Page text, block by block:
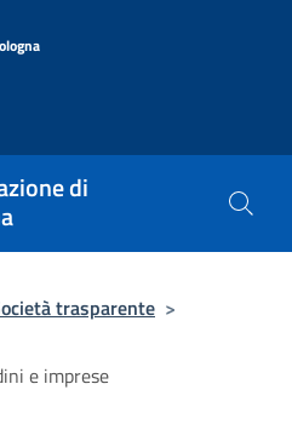
di
trasparente >
e imprese